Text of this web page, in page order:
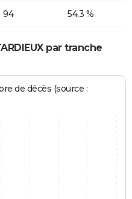
94 54,3 %
par tranche
de décès (source :